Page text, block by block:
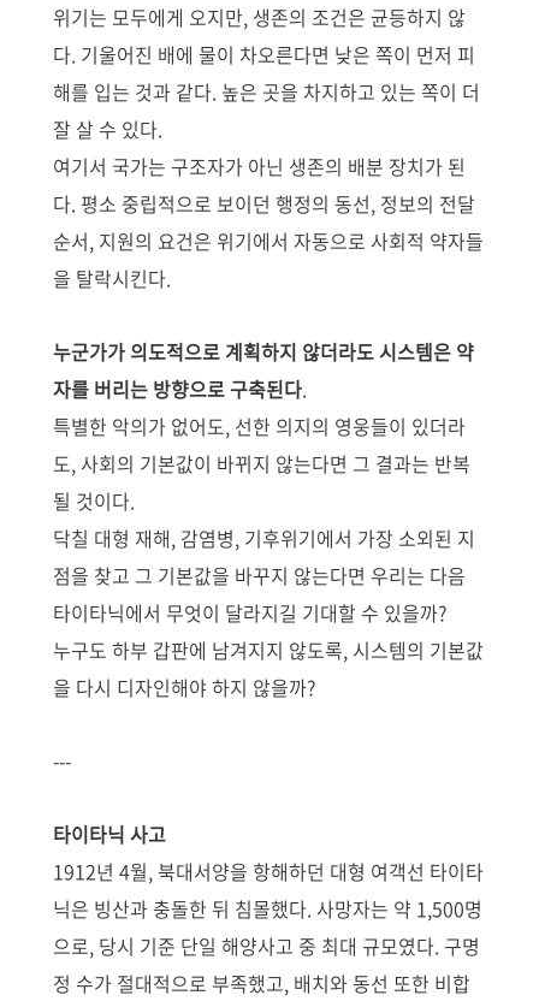
위기는 모두에게 오지만, 생존의 조건은 균등하지 않
다. 기울어진 배에 물이 차오른다면 낮은 쪽이 먼저 피
해를 입는 것과 같다. 높은 곳을 차지하고 있는 쪽이 더
잘 살 수 있다.
여기서 국가는 구조자가 아닌 생존의 배분 장치가 된
다. 평소 중립적으로 보이던 행정의 동선, 정보의 전달
순서, 지원의 요건은 위기에서 자동으로 사회적 약자들
을 탈락시킨다.
누군가가 의도적으로 계획하지 않더라도 시스템은 약
자를 버리는 방향으로 구축된다.
특별한 악의가 없어도, 선한 의지의 영웅들이 있더라
도, 사회의 기본값이 바뀌지 않는다면 그 결과는 반복
될 것이다.
닥칠 대형 재해, 감염병, 기후위기에서 가장 소외된 지
점을 찾고 그 기본값을 바꾸지 않는다면 우리는 다음
타이타닉에서 무엇이 달라지길 기대할 수 있을까?
누구도 하부 갑판에 남겨지지 않도록, 시스템의 기본값
을 다시 디자인해야 하지 않을까?
---
타이타닉 사고
1912년 4월, 북대서양을 항해하던 대형 여객선 타이타
닉은 빙산과 충돌한 뒤 침몰했다. 사망자는 약 1,500명
으로, 당시 기준 단일 해양사고 중 최대 규모였다. 구명
정 수가 절대적으로 부족했고, 배치와 동선 또한 비합